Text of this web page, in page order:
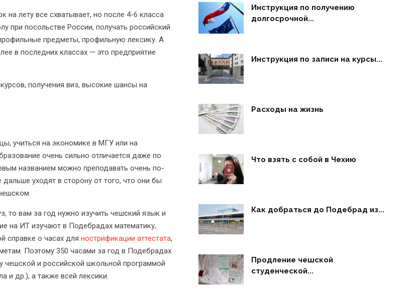
на лету все схватывает, но после 4-6 класса
при посольстве России, получать российский
предметы, профильную лексику. А
в последних классах — это предприятие
получения виз, высокие шансы на
учиться на экономике в МГУ или на
очень сильно отличается даже по
названием можно преподавать очень по-
дальше уходят в сторону от того, что они бы
то вам за год нужно изучить чешский язык и
на ИТ изучают в Подебрадах математику,
справке о часах для нострификации аттестата,
Поэтому 350 часами за год в Подебрадах
чешской и российской школьной программой
и др.), а также всей лексики.
Инструкция по получению
долгосрочной...
Инструкция по записи на курсы...
Расходы на жизнь
Что взять с собой в Чехию
Как добраться до Подебрад из...
Продление чешской
студенческой...